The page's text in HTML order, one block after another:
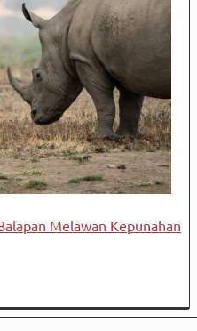
Melawan Kepunahan